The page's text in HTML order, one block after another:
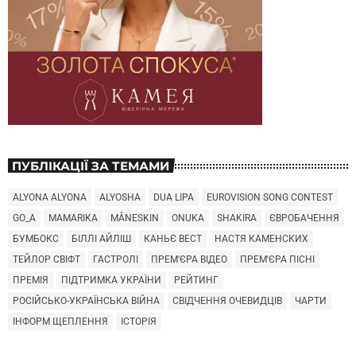
ПУБЛІКАЦІЇ ЗА ТЕМАМИ
ALYONA ALYONA ALYOSHA DUA LIPA
EUROVISION SONG CONTEST
GO_A
MAMARIKA MÅNESKIN ONUKA SHAKIRA
ЄВРОБАЧЕННЯ
БУМБОКС
БІЛЛІ АЙЛІШ КАНЬЄ ВЕСТ
НАСТЯ КАМЕНСКИХ
ТЕЙЛОР СВІФТ
ГАСТРОЛІ ПРЕМ'ЄРА ВІДЕО
ПРЕМ'ЄРА ПІСНІ
ПРЕМІЯ
ПІДТРИМКА УКРАЇНИ
РЕЙТИНГ
РОСІЙСЬКО-УКРАЇНСЬКА ВІЙНА
СВІДЧЕННЯ ОЧЕВИДЦІВ
ЧАРТИ
ІНФОРМ ЩЕПЛЕННЯ
ІСТОРІЯ